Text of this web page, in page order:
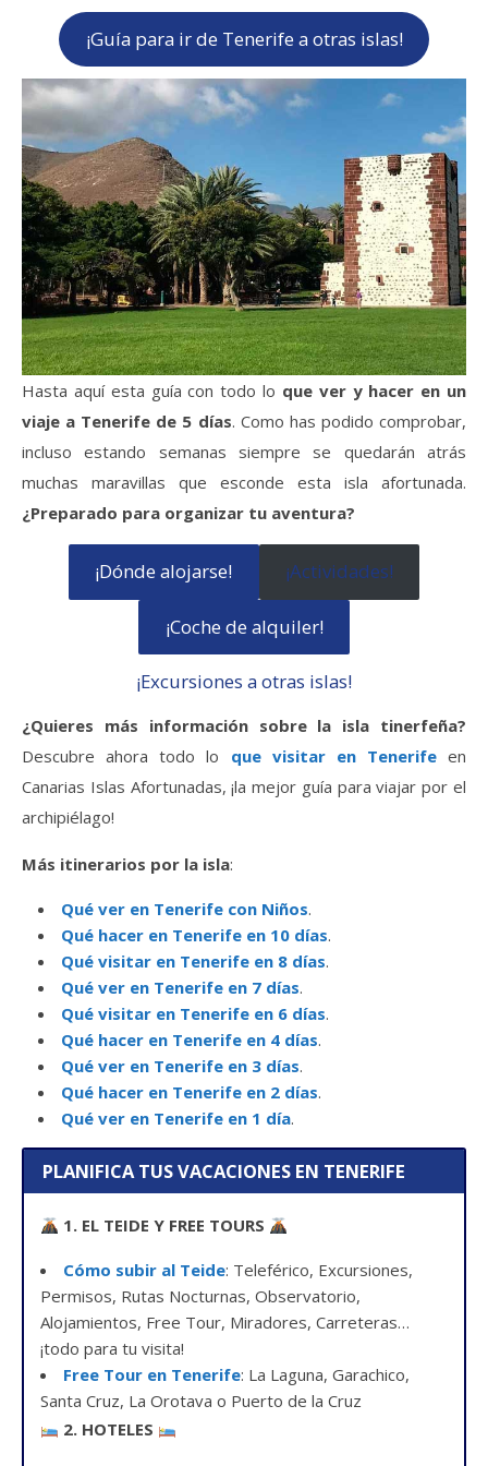
¡Guía para ir de Tenerife a otras islas!
Hasta aquí esta guía con todo lo que ver y hacer en un
viaje a Tenerife de 5 días. Como has podido comprobar,
incluso estando semanas siempre se quedarán atrás
muchas maravillas que esconde esta isla afortunada.
¿Preparado para organizar tu aventura?
¡Dónde alojarse! ¡Actividades!
¡Coche de alquiler!
¡Excursiones a otras islas!
¿Quieres más información sobre la isla tinerfeña?
Descubre ahora todo lo que visitar en Tenerife en
Canarias Islas Afortunadas, ¡la mejor guía para viajar por el
archipiélago!
Más itinerarios por la isla:
Qué ver en Tenerife con Niños.
Qué hacer en Tenerife en 10 días.
Qué visitar en Tenerife en 8 días.
Qué ver en Tenerife en 7 días.
Qué visitar en Tenerife en 6 días.
Qué hacer en Tenerife en 4 días.
Qué ver en Tenerife en 3 días.
Qué hacer en Tenerife en 2 días.
Qué ver en Tenerife en 1 día.
PLANIFICA TUS VACACIONES EN TENERIFE
1. EL TEIDE Y FREE TOURS
Cómo subir al Teide: Teleférico, Excursiones,
Permisos, Rutas Nocturnas, Observatorio,
Alojamientos, Free Tour, Miradores, Carreteras…
¡todo para tu visita!
Free Tour en Tenerife: La Laguna, Garachico,
Santa Cruz, La Orotava o Puerto de la Cruz
2. HOTELES